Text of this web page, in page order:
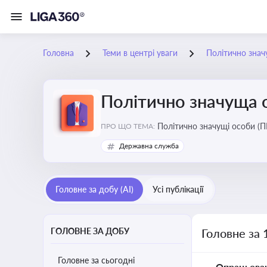
Головна Теми в центрі уваги Політично
Політично значуща
ПРО ЩО ТЕМА: Політично значущі особи
Державна служба
Головне за добу (AI) Усі публікації
ГОЛОВНЕ ЗА ДОБУ
Головне за сьогодні
Головне